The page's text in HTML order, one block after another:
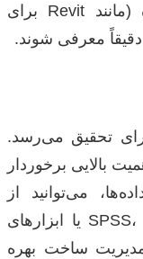
نرم‌افزارهای تخصصی مورد استفاده (مانند Revit برای
تحقیق می‌رسد.
بالایی برخوردار
می‌توانید از
نرم‌افزارهای آماری مانند SPSS، R، Python یا ابزارهای
ساخت بهره